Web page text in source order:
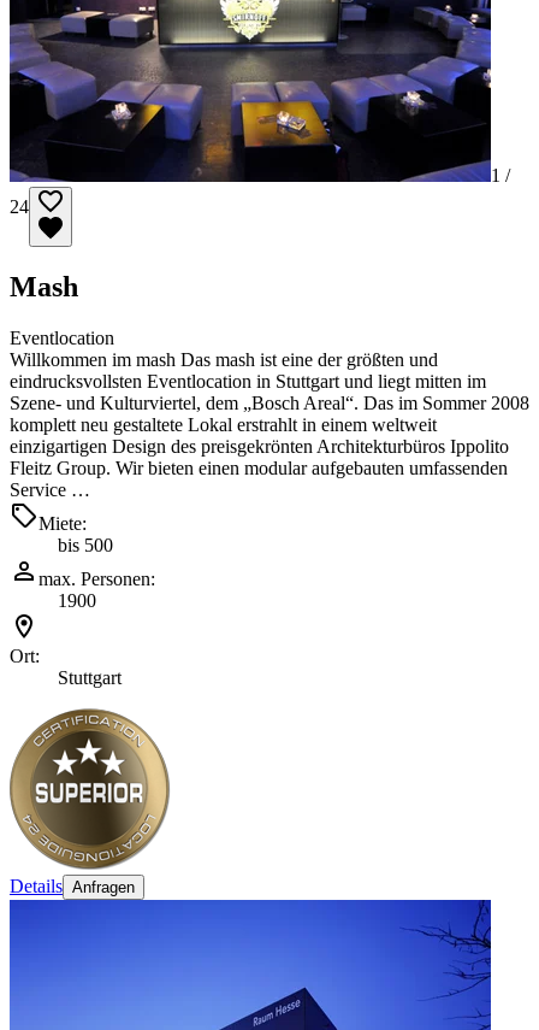
1 /
24
Mash
Eventlocation
Willkommen im mash Das mash ist eine der größten und
eindrucksvollsten Eventlocation in Stuttgart und liegt mitten im
Szene- und Kulturviertel, dem „Bosch Areal“. Das im Sommer 2008
komplett neu gestaltete Lokal erstrahlt in einem weltweit
einzigartigen Design des preisgekrönten Architekturbüros Ippolito
Fleitz Group. Wir bieten einen modular aufgebauten umfassenden
Service …
Miete:
bis 500
max. Personen:
1900
Ort:
Stuttgart
Details Anfragen